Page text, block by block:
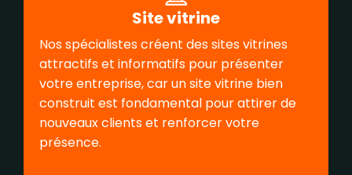
Site vitrine
Nos spécialistes créent des sites vitrines
attractifs et informatifs pour présenter
votre entreprise, car un site vitrine bien
construit est fondamental pour attirer de
nouveaux clients et renforcer votre
présence.